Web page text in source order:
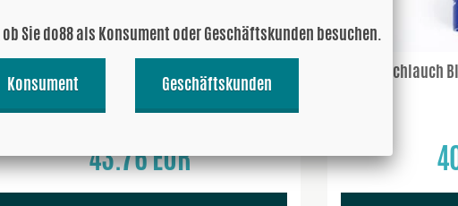
Silikonschlauch Schwarz Flex-Verbinder 4-fach
3,5'' (89mm)
43.76 EUR
Silikonschlauch
Sie do88 als Konsument oder Geschäftskunden besuchen.
Konsument Geschäftskunden